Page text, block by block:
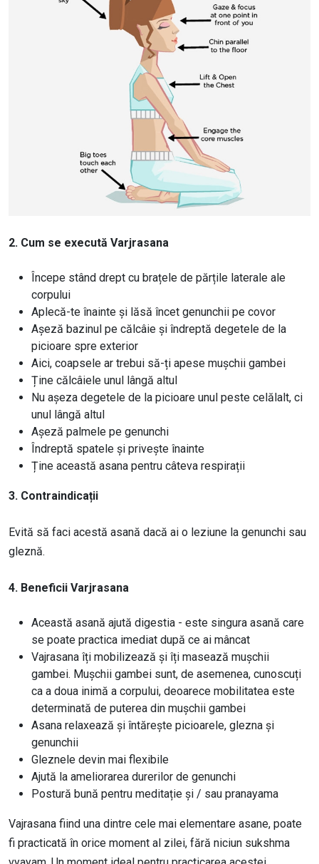
2. Cum se execută Varjrasana
Începe stând drept cu brațele de părțile laterale ale
corpului
Aplecă-te înainte și lăsă încet genunchii pe covor
Așeză bazinul pe călcâie și îndreptă degetele de la
picioare spre exterior
Aici, coapsele ar trebui să-ți apese mușchii gambei
Ține călcâiele unul lângă altul
Nu așeza degetele de la picioare unul peste celălalt, ci
unul lângă altul
Așeză palmele pe genunchi
Îndreptă spatele și privește înainte
Ține această asana pentru câteva respirații
3. Contraindicații
Evită să faci acestă asană dacă ai o leziune la genunchi sau
gleznă.
4. Beneficii Varjrasana
Această asană ajută digestia - este singura asană care
se poate practica imediat după ce ai mâncat
Vajrasana îți mobilizează și îți masează mușchii
gambei. Mușchii gambei sunt, de asemenea, cunoscuți
ca a doua inimă a corpului, deoarece mobilitatea este
determinată de puterea din mușchii gambei
Asana relaxează și întărește picioarele, glezna și
genunchii
Gleznele devin mai flexibile
Ajută la ameliorarea durerilor de genunchi
Postură bună pentru meditație și / sau pranayama
Vajrasana fiind una dintre cele mai elementare asane, poate
fi practicată în orice moment al zilei, fără niciun sukshma